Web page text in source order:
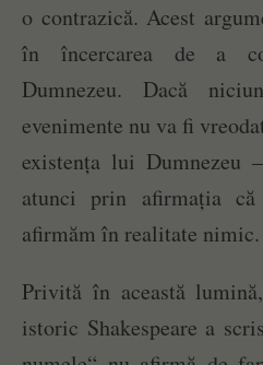
o contrazică. Acest
în încercarea de a
Dumnezeu. Dacă
evenimente nu va fi
existența lui
atunci prin afirmația că
afirmăm în realitate nimic.
Privită în această
istoric Shakespeare a